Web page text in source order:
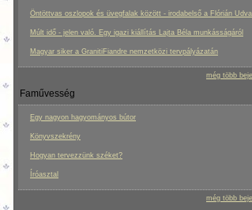
Öntöttvas oszlopok és üvegfalak között - irodabelső a Flórián
Múlt idő - jelen való. Egy igazi kiállítás Lajta Béla munkásságáról
Magyar siker a GranitiFiandre nemzetközi tervpályázatán
még több
Faművesség
Egy nagyon hagyományos bútor
Könyvszekrény
Hogyan tervezzünk széket?
Íróasztal
még több